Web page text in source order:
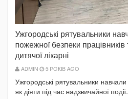
Ужгородські рятувальники
пожежної безпеки працівників
дитячої лікарні
ADMIN 5 РОКІВ AGO
Ужгородські рятувальники навчали
як діяти під час надзвичайної